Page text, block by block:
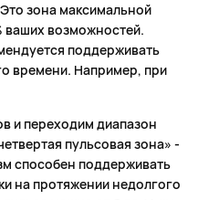
зона максимальной
ваших возможностей.
поддерживать
времени. Например, при
и переходим диапазон
пульсовая зона» -
способен поддерживать
на протяжении недолгого